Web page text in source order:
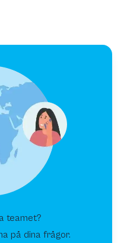
teamet?
på dina frågor.